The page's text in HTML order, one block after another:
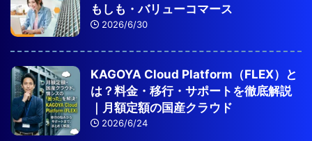
もしも・バリューコマース
2026/6/30
KAGOYA Cloud Platform（FLEX）と
は？料金・移行・サポートを徹底解説
｜月額定額の国産クラウド
2026/6/24